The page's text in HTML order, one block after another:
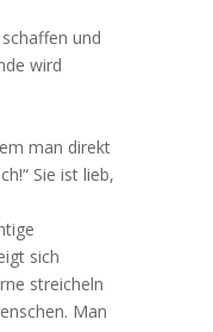
und
wird
man direkt
Sie ist lieb,
sich
streicheln
Man